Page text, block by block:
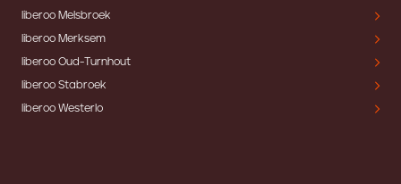
liberoo Melsbroek
liberoo Merksem
liberoo Oud-Turnhout
liberoo Stabroek
liberoo Westerlo